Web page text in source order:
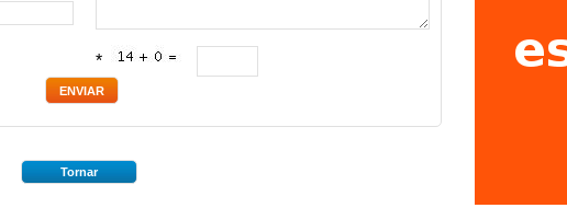
*
Tornar